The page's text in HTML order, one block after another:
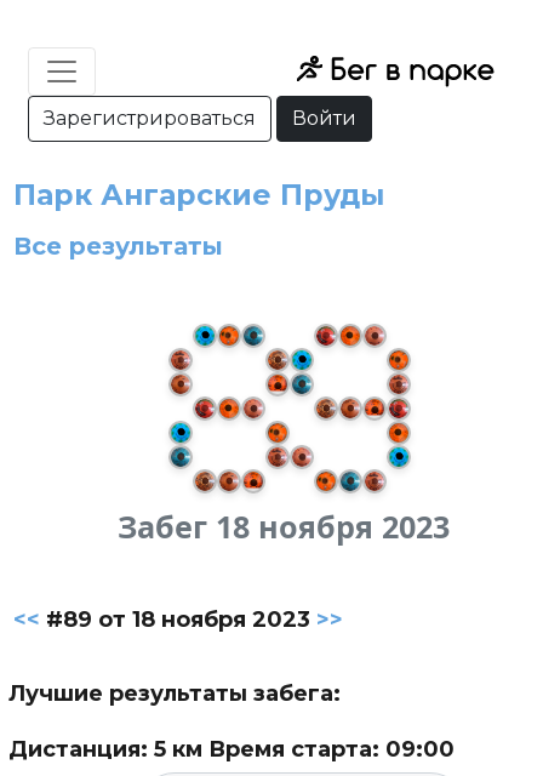
Зарегистрироваться Войти
Парк Ангарские Пруды
Все результаты
Забег 18 ноября 2023
<< #89 от 18 ноября 2023 >>
Лучшие результаты забега:
Дистанция: 5 км Время старта: 09:00